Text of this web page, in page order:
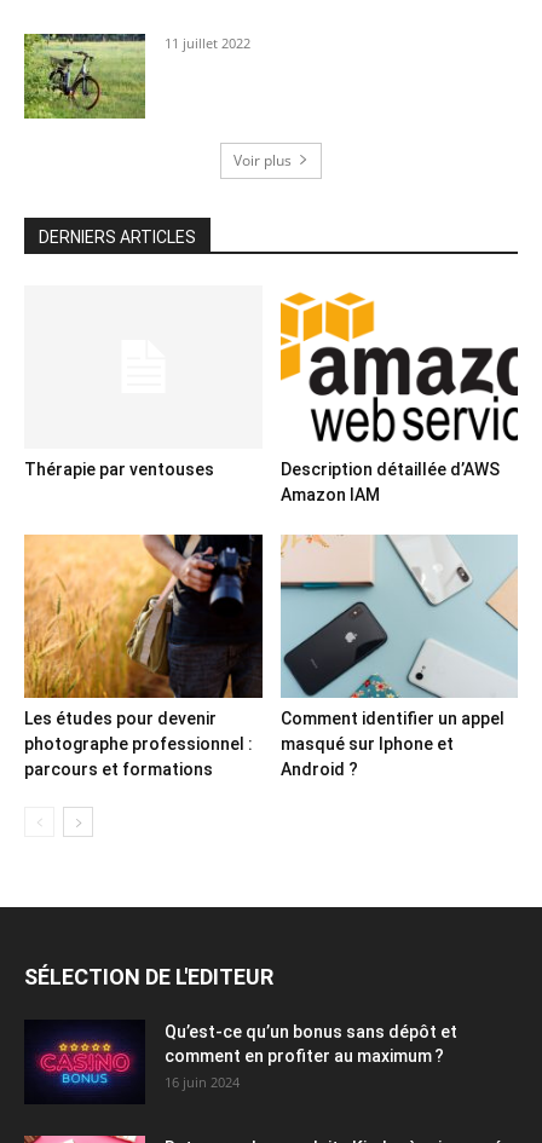
11 juillet 2022
Voir plus
DERNIERS ARTICLES
Thérapie par ventouses
Description détaillée d’AWS
Amazon IAM
Les études pour devenir
photographe professionnel :
parcours et formations
Comment identifier un appel
masqué sur Iphone et
Android ?
SÉLECTION DE L'EDITEUR
Qu’est-ce qu’un bonus sans dépôt et
comment en profiter au maximum ?
16 juin 2024